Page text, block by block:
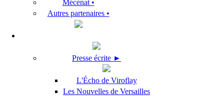
Mécénat •
Autres partenaires •
Presse écrite ►
L'Écho de Viroflay
Les Nouvelles de Versailles